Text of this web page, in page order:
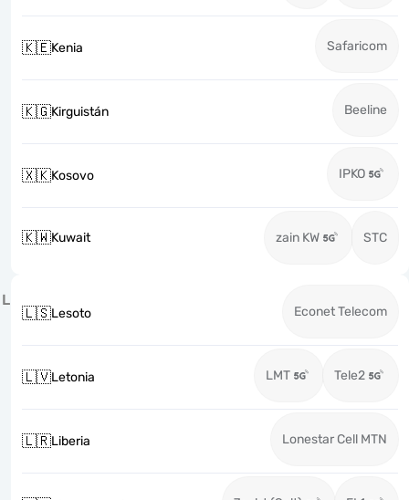
🇰🇪Kenia Safaricom
🇰🇬Kirguistán Beeline
🇽🇰Kosovo IPKO
🇰🇼Kuwait zain KW STC
L
🇱🇸Lesoto Econet Telecom
🇱🇻Letonia LMT Tele2
🇱🇷Liberia Lonestar Cell MTN